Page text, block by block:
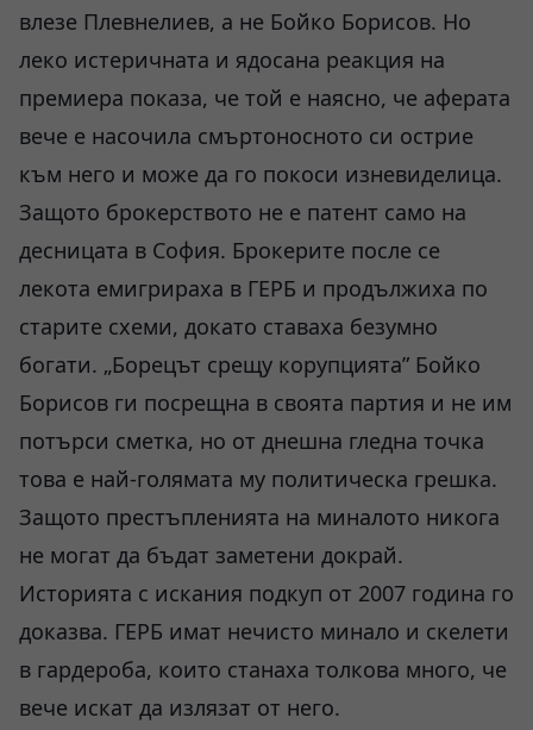
влезе Плевнелиев, а не Бойко Борисов. Но
леко истеричната и ядосана реакция на
премиера показа, че той е наясно, че аферата
вече е насочила смъртоносното си острие
към него и може да го покоси изневиделица.
Защото брокерството не е патент само на
десницата в София. Брокерите после се
лекота емигрираха в ГЕРБ и продължиха по
старите схеми, докато ставаха безумно
богати. „Борецът срещу корупцията” Бойко
Борисов ги посрещна в своята партия и не им
потърси сметка, но от днешна гледна точка
това е най-голямата му политическа грешка.
Защото престъпленията на миналото никога
не могат да бъдат заметени докрай.
Историята с искания подкуп от 2007 година го
доказва. ГЕРБ имат нечисто минало и скелети
в гардероба, които станаха толкова много, че
вече искат да излязат от него.